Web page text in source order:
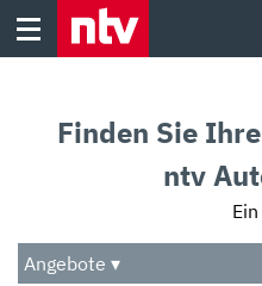
Skip
Audio
Das Beste
Finden Sie
ntv
Angebote ▾